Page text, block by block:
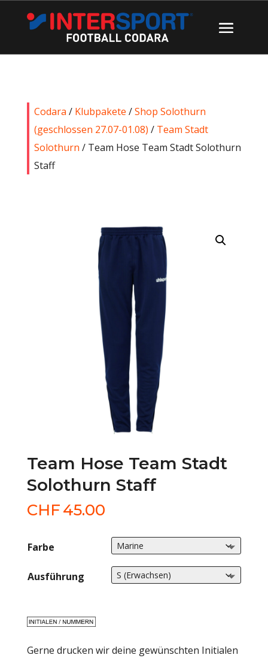
Codara / Klubpakete /Shop Solothurn
(geschlossen 27.07-01.08) / Team Stadt
Solothurn / Team Hose Team Stadt Solothurn
Staff
Team Hose Team Stadt
Solothurn Staff
CHF45.00
Farbe
Ausführung
Gerne drucken wir deine gewünschten Initialen